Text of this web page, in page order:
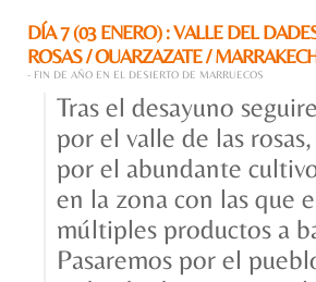
DÍA 7 (03 ENERO) : VALLE DEL
ROSAS / OUARZAZATE /
- FIN DE AÑO EN EL DESIERTO DE MARRUECOS
Tras el desayuno
por el valle de las
por el abundante
en la zona con las que
múltiples productos a
Pasaremos por el